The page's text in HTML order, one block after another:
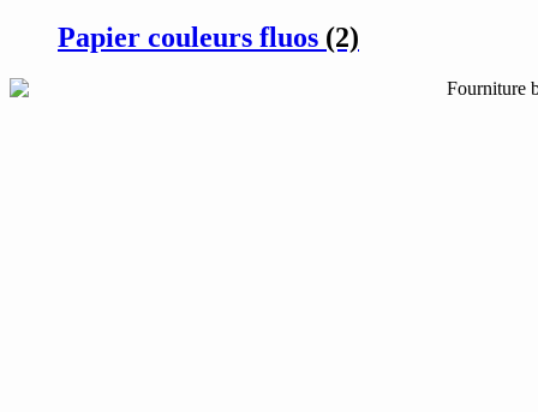
Papier couleurs fluos (2)